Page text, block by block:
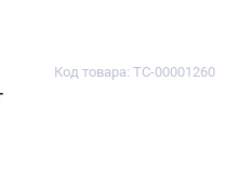
Код товара: ТС-00001260